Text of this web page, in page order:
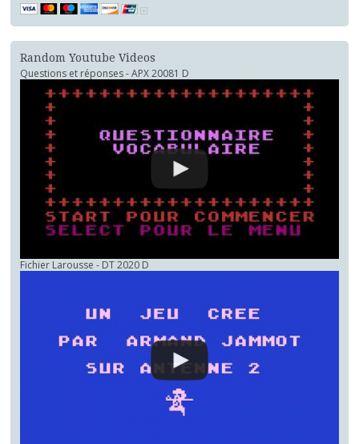
Random Youtube Videos
Questions et réponses - APX 20081 D
Fichier Larousse - DT 2020 D